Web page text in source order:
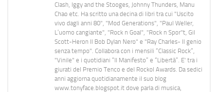
Clash, Iggy and the Stooges, Johnny Thunders, Manu
Chao etc. Ha scritto una decina di libri tra cui "Uscito
vivo dagli anni 80", "Mod Generations", "Paul Weller,
L’uomo cangiante", "Rock n Goal", "Rock n Spor"t, Gil
Scott-Heron Il Bob Dylan Nero" e "Ray Charles- Il genio
senza tempo". Collabora con i mensili “Classic Rock”,
"Vinile" e i quotidiani “Il Manifesto” e “Libertà”. E' tra i
giurati del Premio Tenco e del Rockol Awards. Da sedici
anni aggiorna quotidianamente il suo blog
www.tonyface.blogspot.it dove parla di musica,